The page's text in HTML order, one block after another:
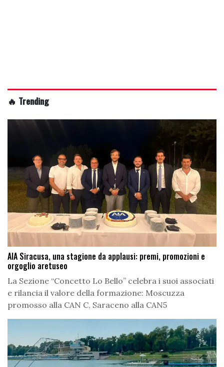
🔥 Trending
AIA Siracusa, una stagione da applausi: premi, promozioni e
orgoglio aretuseo
La Sezione “Concetto Lo Bello” celebra i suoi associati
e rilancia il valore della formazione: Moscuzza
promosso alla CAN C, Saraceno alla CAN5